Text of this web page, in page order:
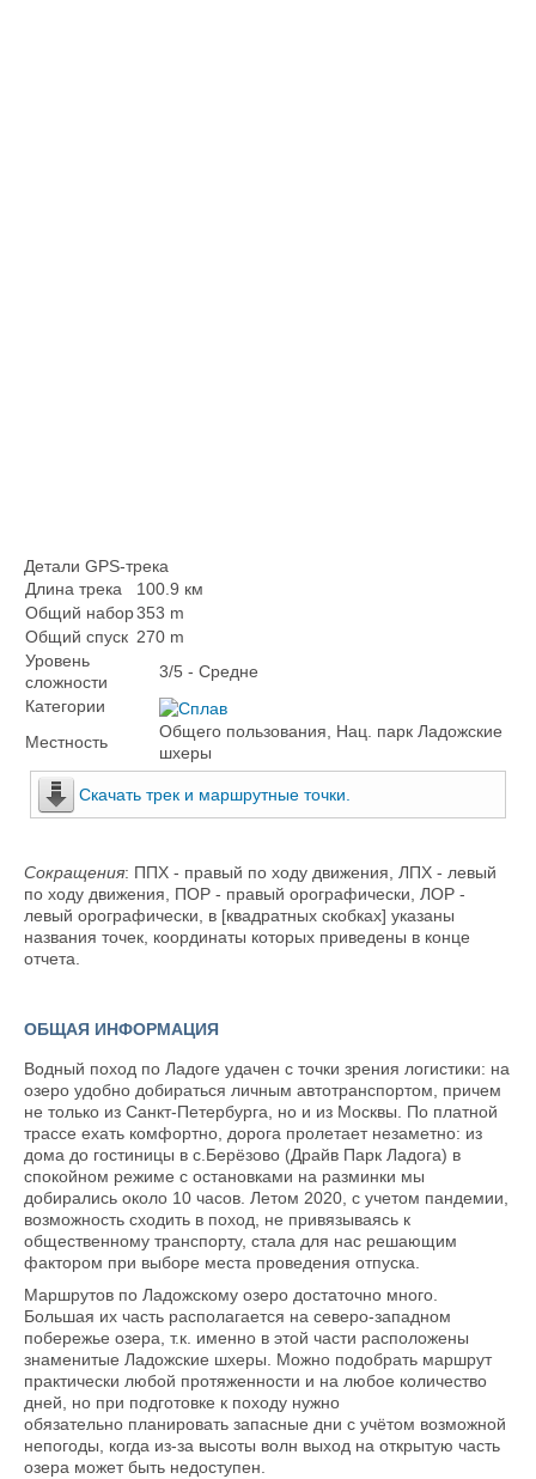
Детали GPS-трека
Длина трека
100.9 км
Общий набор353 m
Общий спуск 270 m
Уровень
сложности
3/5 - Средне
Категории
Местность
Общего пользования, Нац. парк Ладожские
шхеры
Скачать трек и маршрутные точки.
Сокращения: ППХ - правый по ходу движения, ЛПХ - левый
по ходу движения, ПОР - правый орографически, ЛОР -
левый орографически, в [квадратных скобках] указаны
названия точек, координаты которых приведены в конце
отчета.
ОБЩАЯ ИНФОРМАЦИЯ
Водный поход по Ладоге удачен с точки зрения логистики: на
озеро удобно добираться личным автотранспортом, причем
не только из Санкт-Петербурга, но и из Москвы. По платной
трассе ехать комфортно, дорога пролетает незаметно: из
дома до гостиницы в с.Берёзово (Драйв Парк Ладога) в
спокойном режиме с остановками на разминки мы
добирались около 10 часов. Летом 2020, с учетом пандемии,
возможность сходить в поход, не привязываясь к
общественному транспорту, стала для нас решающим
фактором при выборе места проведения отпуска.
Маршрутов по Ладожскому озеро достаточно много.
Большая их часть располагается на северо-западном
побережье озера, т.к. именно в этой части расположены
знаменитые Ладожские шхеры. Можно подобрать маршрут
практически любой протяженности и на любое количество
дней, но при подготовке к походу нужно
обязательно планировать запасные дни с учётом возможной
непогоды, когда из-за высоты волн выход на открытую часть
озера может быть недоступен.